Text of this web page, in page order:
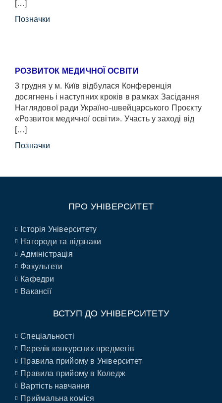
[…]
Позначки
РОЗВИТОК МЕДИЧНОЇ ОСВІТИ
3 грудня у м. Київ відбулася Конференція
досягнень і наступних кроків в рамках Засідання
Наглядової ради Україно-швейцарського Проєкту
«Розвиток медичної освіти». Участь у заході від
[…]
Позначки
ПРО УНІВЕРСИТЕТ
Історія Університету
Нагороди та відзнаки
Адміністрація
Факультети
Кафедри
Вакансії
ВСТУП ДО УНІВЕРСИТЕТУ
Спеціальності
Перелік конкурсних предметів
Правила прийому в Університет
Правила прийому в Коледж
Вартість навчання
Приймальна коміся